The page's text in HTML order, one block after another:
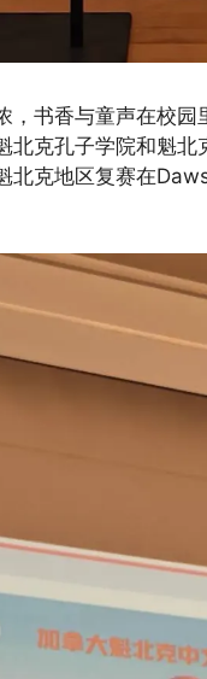
，书香与童声在校
北克孔子学院和魁
北克地区复赛在